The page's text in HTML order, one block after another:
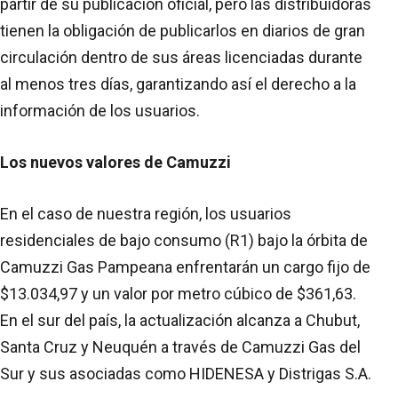
partir de su publicación oficial, pero las distribuidoras
tienen la obligación de publicarlos en diarios de gran
circulación dentro de sus áreas licenciadas durante
al menos tres días, garantizando así el derecho a la
información de los usuarios.
Los nuevos valores de Camuzzi
En el caso de nuestra región, los usuarios
residenciales de bajo consumo (R1) bajo la órbita de
Camuzzi Gas Pampeana enfrentarán un cargo fijo de
$13.034,97 y un valor por metro cúbico de $361,63.
En el sur del país, la actualización alcanza a Chubut,
Santa Cruz y Neuquén a través de Camuzzi Gas del
Sur y sus asociadas como HIDENESA y Distrigas S.A.